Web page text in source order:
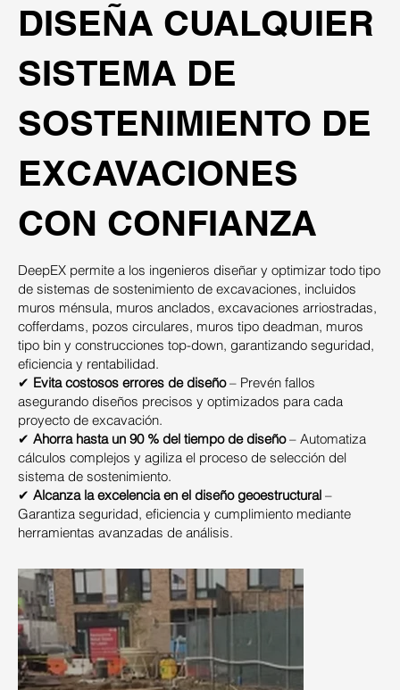
DISEÑA CUALQUIER
SISTEMA DE
SOSTENIMIENTO DE
EXCAVACIONES
CON CONFIANZA
DeepEX permite a los ingenieros diseñar y optimizar todo tipo
de sistemas de sostenimiento de excavaciones, incluidos
muros ménsula, muros anclados, excavaciones arriostradas,
cofferdams, pozos circulares, muros tipo deadman, muros
tipo bin y construcciones top-down, garantizando seguridad,
eficiencia y rentabilidad.
✔ Evita costosos errores de diseño– Prevén fallos
asegurando diseños precisos y optimizados para cada
proyecto de excavación.
✔ Ahorra hasta un 90 % del tiempo de diseño– Automatiza
cálculos complejos y agiliza el proceso de selección del
sistema de sostenimiento.
✔ Alcanza la excelencia en el diseño geoestructural –
Garantiza seguridad, eficiencia y cumplimiento mediante
herramientas avanzadas de análisis.